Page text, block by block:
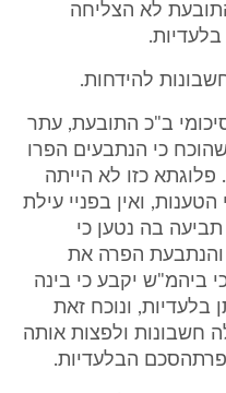
לא הצליחה
להידחות.
ב"כ התובעת, עתר
כי הנתבעים הפרו
כזו לא הייתה
ואין בפניי עילת
בה נטען כי
הפרה את
ביהמ"ש יקבע כי בינה
ונוכח זאת
חשבונות ולפצות אותה
הבלעדיות.